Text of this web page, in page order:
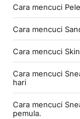
Cara mencuci
Cara mencuci
Cara mencuci
Cara mencuci
hari
Cara mencuci
pemula.